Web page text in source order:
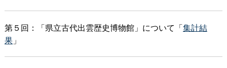
第５回：「県立古代出雲歴史博物館」について「集計結
果」